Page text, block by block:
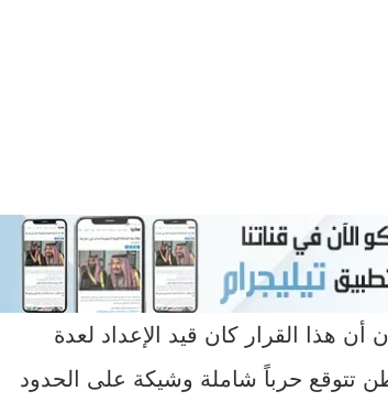
أن هذا القرار كان قيد الإعداد لعدة
تتوقع حرباً شاملة وشيكة على الحدود